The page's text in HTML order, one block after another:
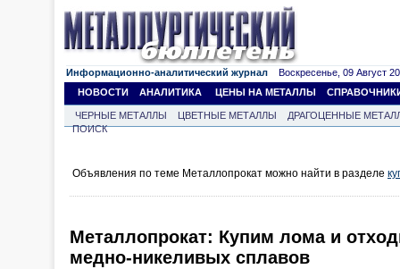
Информационно-аналитический журнал Воскресенье, 09 Август
НОВОСТИ
АНАЛИТИКА ЦЕНЫ НА МЕТАЛЛЫ
ЧЕРНЫЕ МЕТАЛЛЫ ЦВЕТНЫЕ МЕТАЛЛЫ
ДРАГОЦЕННЫЕ
ПОИСК
Объявления по теме Металлопрокат можно найти в разделе
Металлопрокат: Купим лома и
медно-никеливых сплавов